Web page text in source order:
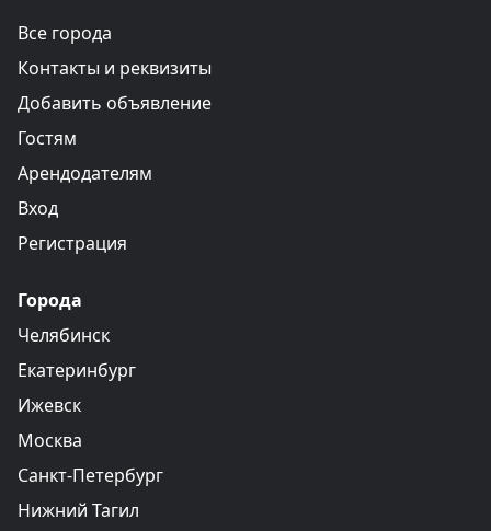
Все города
Контакты и реквизиты
Добавить объявление
Гостям
Арендодателям
Вход
Регистрация
Города
Челябинск
Екатеринбург
Ижевск
Москва
Санкт-Петербург
Нижний Тагил